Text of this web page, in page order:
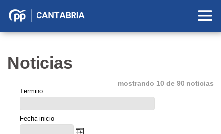
Partido
Cantabria
Noticias
mostrando 10 de 90 noticias
Término
Fecha inicio